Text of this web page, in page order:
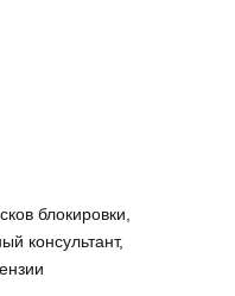
блокировки,
консультант,